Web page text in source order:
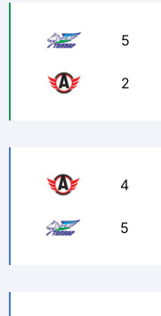
5
2
4
5